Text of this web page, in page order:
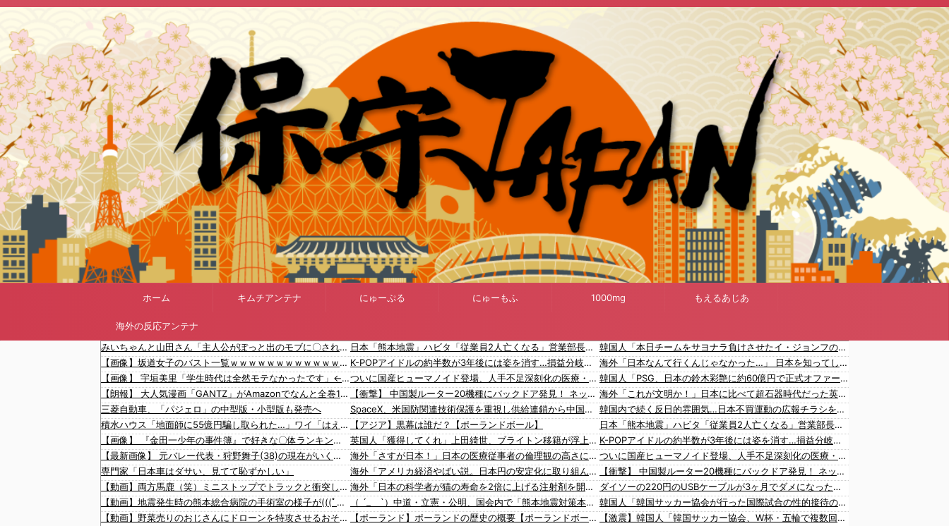
ホーム キムチアンテナ にゅーぷる にゅーもふ 1000mg もえるあじあ
海外の反応アンテナ
みいちゃんと山田さん「主人公がぽっと出のモブに〇されて終わります」←これ
【画像】坂道女子のバスト一覧ｗｗｗｗｗｗｗｗｗｗｗｗwｗｗｗｗ
【画像】 宇垣美里「学生時代は全然モテなかったです」←これほんまかぁ？w w w w w w w w
【朗報】 大人気漫画「GANTZ」がAmazonでなんと全巻100円ｗｗｗｗｗｗ
三菱自動車、「パジェロ」の中型版・小型版も発売へ
積水ハウス「地面師に55億円騙し取られた…」ワイ「はえーかわいそう…会社滅茶苦茶やろなぁ」→
【画像】 『金田一少年の事件簿』で好きな〇体ランキング１位がこちら！
【最新画像】 元バレー代表・狩野舞子(38)の現在がいくらなんでも即ハボすぎる！
専門家「日本車はダサい、見てて恥ずかしい」
【動画】両方馬鹿（笑）ミニストップでトラックと衝突したドラレコが（ノ∇`）
【動画】地震発生時の熊本総合病院の手術室の様子が(((ﾟДﾟ)))
【動画】野菜売りのおじさんにドローンを特攻させるおそロシア。
日本「熊本地震」ハビタ「従業員2人亡くなる」営業部長「イオンのスタッフに制止されなかった」日本「部長が連絡後の店員行動を証言（謎」イオン「再入館可能の事実ない」→
K-POPアイドルの約半数が3年後には姿を消す…損益分岐点突破は4％未満
ついに国産ヒューマノイド登場、人手不足深刻化の医療・製造現場などでの活用想定！
【衝撃】 中国製ルーター20機種にバックドア発見！ ネットに繋ぐだけで35秒ごとに中国のサーバーと通信
SpaceX、米国防関連技術保護を重視し供給連鎖から中国系を完全排除へ 供給業者に「中国籍人員をSpaceX向けの生産に関わらせないこと」「中国製の設備・部品を使わないこと」を要求し監査実施
【アジア】黒幕は誰だ？【ポーランドボール】
英国人「獲得してくれ」上田綺世、ブライトン移籍が浮上！三笘薫との日本代表ホットライン実現!?現地サポ大興奮！「勘弁してくれ」と危惧される懸念点とは!?【海外の反応】
海外「さすが日本！」日本の医療従事者の倫理観の高さに海外が超感動
海外「アメリカ経済やばい説。日本円の安定化に取り組んだのもこれが原因か？」
海外「日本の科学者が猫の寿命を2倍に上げる注射剤を開発。これこそノーベル賞だろ！」
（ ´_ゝ`）中道・立憲・公明、国会内で「熊本地震対策本部会議」各省庁からヒアリング・現地から意見聴取「パーティション、人手、宿泊施設の不足や、外国人実習生の方々にも対応してほしい」今日の午後、政府に要望書を提出
【ポーランド】ポーランドの歴史の概要【ポーランドボール】
韓国人「本日チームをサヨナラ負けさせたイ・ジョンフの守備、ガチでヤバ過ぎる…」→「のび太レベルの守備ｗｗ」＝韓国の反応
海外「日本なんて行くんじゃなかった…」 日本を知ってしまったディズニー信者、帰国後『本家』に失望する事態に
韓国人「PSG、日本の鈴木彩艶に約60億円で正式オファー・・・」→「あいつがそれほどなのか（ブルブル）」「レギュラーとして出れるとは思わないけど、それでもやっぱり羨ましいね」
海外「これが文明か！」日本に比べて超石器時代だった英国に海外が大騒ぎ
韓国内で続く反日的雰囲気…日本不買運動の広報チラシを受け取った日本人留学生困惑＝韓国の反応
日本「熊本地震」ハビタ「従業員2人亡くなる」営業部長「イオンのスタッフに制止されなかった」日本「部長が連絡後の店員行動を証言（謎」イオン「再入館可能の事実ない」→
K-POPアイドルの約半数が3年後には姿を消す…損益分岐点突破は4％未満
ついに国産ヒューマノイド登場、人手不足深刻化の医療・製造現場などでの活用想定！
【衝撃】 中国製ルーター20機種にバックドア発見！ ネットに繋ぐだけで35秒ごとに中国のサーバーと通信
ダイソーの220円のUSBケーブルが3ヶ月でダメになったんやが
韓国人「韓国サッカー協会が行った国際試合の性的接待の全容がこちら…」→「完全に買収してる…（ﾌﾞﾙﾌﾞﾙ」＝韓国の反応
【激震】韓国人「韓国サッカー協会、W杯・五輪で複数回の性接待を行い審判を買収していたことが発覚…（ﾌﾞﾙﾌﾞﾙ」＝韓国の反応